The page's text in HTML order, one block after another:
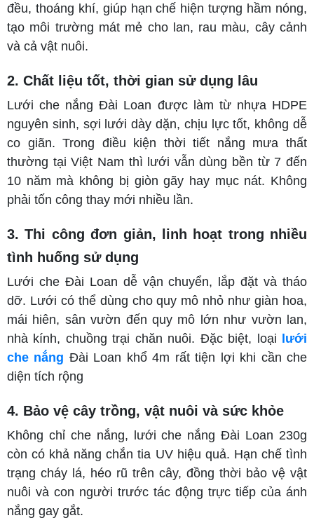
đều, thoáng khí, giúp hạn chế hiện tượng hầm nóng,
tạo môi trường mát mẻ cho lan, rau màu, cây cảnh
và cả vật nuôi.
2. Chất liệu tốt, thời gian sử dụng lâu
Lưới che nắng Đài Loan được làm từ nhựa HDPE
nguyên sinh, sợi lưới dày dặn, chịu lực tốt, không dễ
co giãn. Trong điều kiện thời tiết nắng mưa thất
thường tại Việt Nam thì lưới vẫn dùng bền từ 7 đến
10 năm mà không bị giòn gãy hay mục nát. Không
phải tốn công thay mới nhiều lần.
3. Thi công đơn giản, linh hoạt trong nhiều
tình huống sử dụng
Lưới che Đài Loan dễ vận chuyển, lắp đặt và tháo
dỡ. Lưới có thể dùng cho quy mô nhỏ như giàn hoa,
mái hiên, sân vườn đến quy mô lớn như vườn lan,
nhà kính, chuồng trại chăn nuôi. Đặc biệt, loại lưới
che nắng Đài Loan khổ 4m rất tiện lợi khi cần che
diện tích rộng
4. Bảo vệ cây trồng, vật nuôi và sức khỏe
Không chỉ che nắng, lưới che nắng Đài Loan 230g
còn có khả năng chắn tia UV hiệu quả. Hạn chế tình
trạng cháy lá, héo rũ trên cây, đồng thời bảo vệ vật
nuôi và con người trước tác động trực tiếp của ánh
nắng gay gắt.